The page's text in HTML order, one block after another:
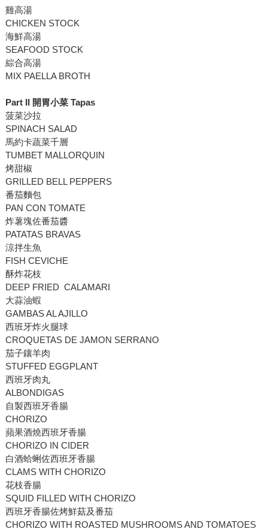
雞高湯
CHICKEN STOCK
海鮮高湯
SEAFOOD STOCK
綜合高湯
MIX PAELLA BROTH
Part II 開胃小菜Tapas
菠菜沙拉
SPINACH SALAD
馬約卡蔬菜千層
TUMBET MALLORQUIN
烤甜椒
GRILLED BELL PEPPERS
番茄麵包
PAN CON TOMATE
炸薯塊佐番茄醬
PATATAS BRAVAS
涼拌生魚
FISH CEVICHE
酥炸花枝
DEEP FRIED CALAMARI
大蒜油蝦
GAMBAS AL AJILLO
西班牙炸火腿球
CROQUETAS DE JAMON SERRANO
茄子鑲羊肉
STUFFED EGGPLANT
西班牙肉丸
ALBONDIGAS
自製西班牙香腸
CHORIZO
蘋果酒燒西班牙香腸
CHORIZO IN CIDER
白酒蛤蜊佐西班牙香腸
CLAMS WITH CHORIZO
花枝香腸
SQUID FILLED WITH CHORIZO
西班牙香腸佐烤鮮菇及番茄
CHORIZO WITH ROASTED MUSHROOMS AND TOMATOES